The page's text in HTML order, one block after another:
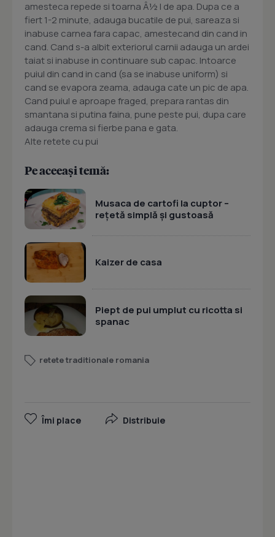
amesteca repede si toarna Â½ l de apa. Dupa ce a
fiert 1-2 minute, adauga bucatile de pui, sareaza si
inabuse carnea fara capac, amestecand din cand in
cand. Cand s-a albit exteriorul carnii adauga un ardei
taiat si inabuse in continuare sub capac. Intoarce
puiul din cand in cand (sa se inabuse uniform) si
cand se evapora zeama, adauga cate un pic de apa.
Cand puiul e aproape fraged, prepara rantas din
smantana si putina faina, pune peste pui, dupa care
adauga crema si fierbe pana e gata.
Alte retete cu pui
Pe aceeași temă:
Musaca de cartofi la cuptor –
rețetă simplă și gustoasă
Kaizer de casa
Piept de pui umplut cu ricotta si
spanac
retete traditionale romania
Îmi place Distribuie